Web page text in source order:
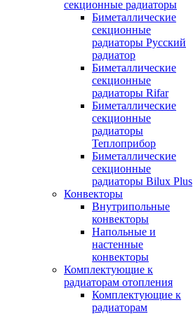
секционные радиаторы
Биметаллические
секционные
радиаторы Русский
радиатор
Биметаллические
секционные
радиаторы Rifar
Биметаллические
секционные
радиаторы
Теплоприбор
Биметаллические
секционные
радиаторы Bilux Plus
Конвекторы
Внутрипольные
конвекторы
Напольные и
настенные
конвекторы
Комплектующие к
радиаторам отопления
Комплектующие к
радиаторам